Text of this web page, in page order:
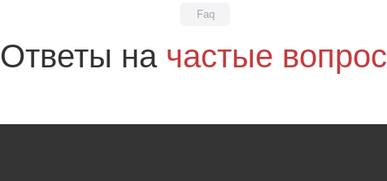
Ответы на частые
Faq